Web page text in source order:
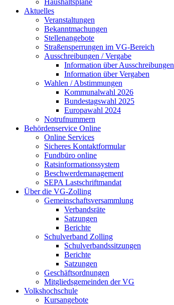
Haushaltspläne
Aktuelles
Veranstaltungen
Bekanntmachungen
Stellenangebote
Straßensperrungen im VG-Bereich
Ausschreibungen / Vergabe
Information über Ausschreibungen
Information über Vergaben
Wahlen / Abstimmungen
Kommunalwahl 2026
Bundestagswahl 2025
Europawahl 2024
Notrufnummern
Behördenservice Online
Online Services
Sicheres Kontaktformular
Fundbüro online
Ratsinformationssystem
Beschwerdemanagement
SEPA Lastschriftmandat
Über die VG-Zolling
Gemeinschaftsversammlung
Verbandsräte
Satzungen
Berichte
Schulverband Zolling
Schulverbandssitzungen
Berichte
Satzungen
Geschäftsordnungen
Mitgliedsgemeinden der VG
Volkshochschule
Kursangebote